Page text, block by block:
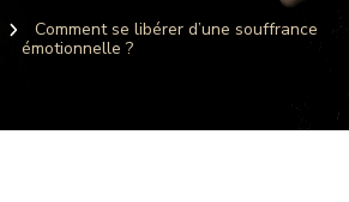
Comment se libérer d’une souffrance
émotionnelle ?